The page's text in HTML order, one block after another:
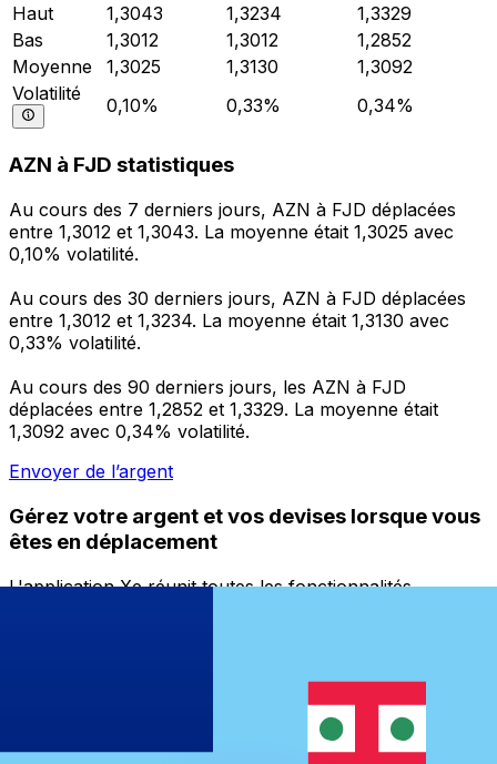
Haut
1,3043 1,3234
1,3329
Bas
1,3012 1,3012
1,2852
Moyenne
1,3025 1,3130
1,3092
Volatilité
0,10% 0,33% 0,34%
AZN à FJD statistiques
Au cours des 7 derniers jours, AZN à FJD déplacées
entre 1,3012 et 1,3043. La moyenne était 1,3025 avec
0,10% volatilité.
Au cours des 30 derniers jours, AZN à FJD déplacées
entre 1,3012 et 1,3234. La moyenne était 1,3130 avec
0,33% volatilité.
Au cours des 90 derniers jours, les AZN à FJD
déplacées entre 1,2852 et 1,3329. La moyenne était
1,3092 avec 0,34% volatilité.
Envoyer de l’argent
Gérez votre argent et vos devises lorsque vous
êtes en déplacement
L'application Xe réunit toutes les fonctionnalités